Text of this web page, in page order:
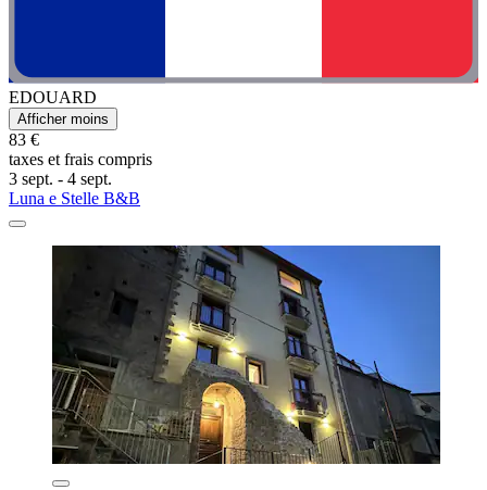
EDOUARD
Afficher moins
83 €
taxes et frais compris
3 sept. - 4 sept.
Luna e Stelle B&B